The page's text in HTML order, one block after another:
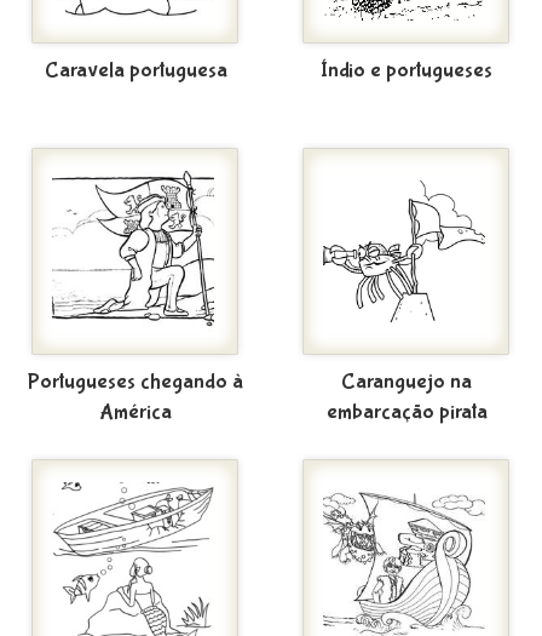
Caravela portuguesa Índio e portugueses
Portugueses chegando à
América
Caranguejo na
embarcação pirata